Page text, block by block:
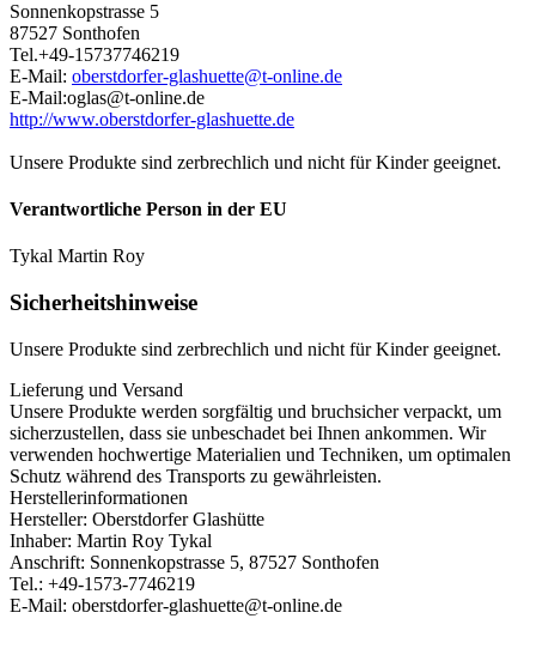
Sonnenkopstrasse 5
87527 Sonthofen
Tel.+49-15737746219
E-Mail: oberstdorfer-glashuette@t-online.de
E-Mail:oglas@t-online.de
http://www.oberstdorfer-glashuette.de
Unsere Produkte sind zerbrechlich und nicht für Kinder geeignet.
Verantwortliche Person in der EU
Tykal Martin Roy
Sicherheitshinweise
Unsere Produkte sind zerbrechlich und nicht für Kinder geeignet.
Lieferung und Versand
Unsere Produkte werden sorgfältig und bruchsicher verpackt, um
sicherzustellen, dass sie unbeschadet bei Ihnen ankommen. Wir
verwenden hochwertige Materialien und Techniken, um optimalen
Schutz während des Transports zu gewährleisten.
Herstellerinformationen
Hersteller: Oberstdorfer Glashütte
Inhaber: Martin Roy Tykal
Anschrift: Sonnenkopstrasse 5, 87527 Sonthofen
Tel.: +49-1573-7746219
E-Mail: oberstdorfer-glashuette@t-online.de